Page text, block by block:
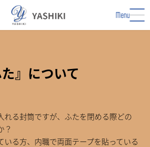
Menu
』について
れる封筒ですが、ふたを閉める際どの
？
いる方、内職で両面テープを貼っている